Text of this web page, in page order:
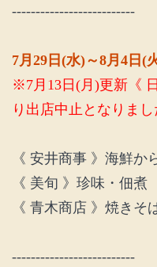
--------------------------
7月29日(水)～8月4日(
※7月13日(月)更新 《
り出店中止となりまし
《 安井商事 》海鮮か
《 美旬 》珍味・佃煮
《 青木商店 》焼きそ
--------------------------